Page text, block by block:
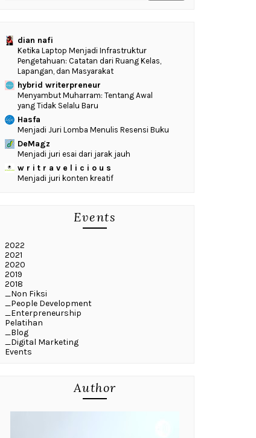
dian nafi
Ketika Laptop Menjadi Infrastruktur
Pengetahuan: Catatan dari Ruang Kelas,
Lapangan, dan Masyarakat
hybrid writerpreneur
Menyambut Muharram: Tentang Awal
yang Tidak Selalu Baru
Hasfa
Menjadi Juri Lomba Menulis Resensi Buku
DeMagz
Menjadi juri esai dari jarak jauh
w r i t r a v e l i c i o u s
Menjadi juri konten kreatif
Events
2022
2021
2020
2019
2018
_Non Fiksi
_People Development
_Enterpreneurship
Pelatihan
_Blog
_Digital Marketing
Events
Author